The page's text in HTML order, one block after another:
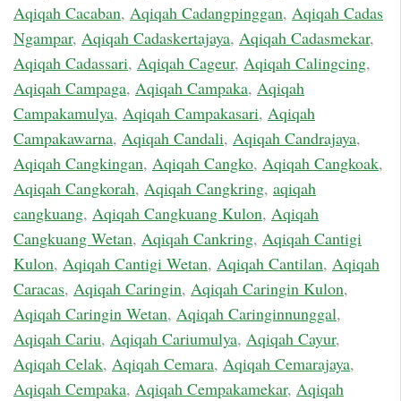
Aqiqah Cacaban, Aqiqah Cadangpinggan, Aqiqah Cadas
Ngampar, Aqiqah Cadaskertajaya, Aqiqah Cadasmekar,
Aqiqah Cadassari, Aqiqah Cageur, Aqiqah Calingcing,
Aqiqah Campaga, Aqiqah Campaka, Aqiqah
Campakamulya, Aqiqah Campakasari, Aqiqah
Campakawarna, Aqiqah Candali, Aqiqah Candrajaya,
Aqiqah Cangkingan, Aqiqah Cangko, Aqiqah Cangkoak,
Aqiqah Cangkorah, Aqiqah Cangkring, aqiqah
cangkuang, Aqiqah Cangkuang Kulon, Aqiqah
Cangkuang Wetan, Aqiqah Cankring, Aqiqah Cantigi
Kulon, Aqiqah Cantigi Wetan, Aqiqah Cantilan, Aqiqah
Caracas, Aqiqah Caringin, Aqiqah Caringin Kulon,
Aqiqah Caringin Wetan, Aqiqah Caringinnunggal,
Aqiqah Cariu, Aqiqah Cariumulya, Aqiqah Cayur,
Aqiqah Celak, Aqiqah Cemara, Aqiqah Cemarajaya,
Aqiqah Cempaka, Aqiqah Cempakamekar, Aqiqah